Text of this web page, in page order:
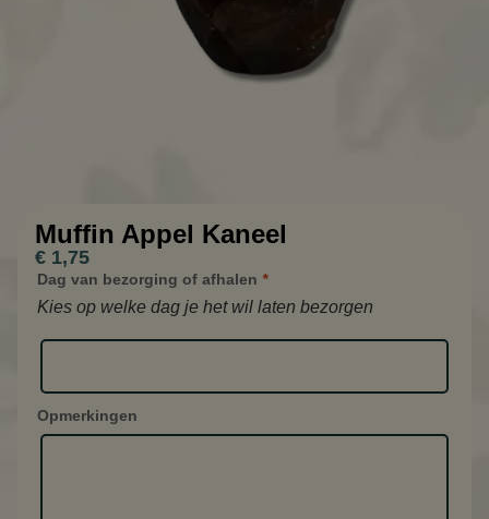
Muffin Appel Kaneel
€ 1,75
Dag van bezorging of afhalen *
Kies op welke dag je het wil laten bezorgen
Opmerkingen